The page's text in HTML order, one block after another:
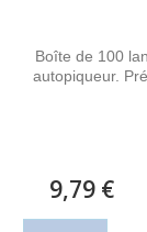
Boîte de 100
autopiqueur.
9,79 €